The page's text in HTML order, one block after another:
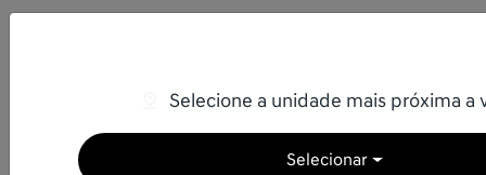
Selecione a unidade mais próxima a
Selecionar